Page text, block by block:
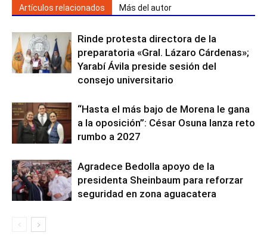
Artículos relacionados Más del autor
Rinde protesta directora de la
preparatoria «Gral. Lázaro Cárdenas»;
Yarabí Ávila preside sesión del
consejo universitario
“Hasta el más bajo de Morena le gana
a la oposición”: César Osuna lanza reto
rumbo a 2027
Agradece Bedolla apoyo de la
presidenta Sheinbaum para reforzar
seguridad en zona aguacatera